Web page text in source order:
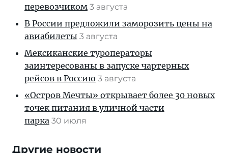
перевозчиком 3 августа
В России предложили заморозить цены на
авиабилеты 3 августа
Мексиканские туроператоры
заинтересованы в запуске чартерных
рейсов в Россию 3 августа
«Остров Мечты» открывает более 30 новых
точек питания в уличной части
парка 30 июля
Другие новости